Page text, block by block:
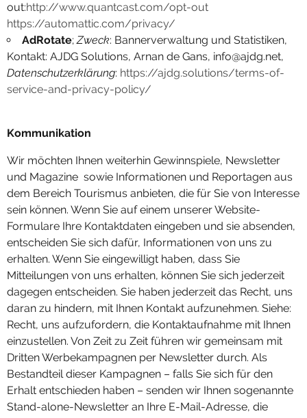
out:http://www.quantcast.com/opt-out
https://automattic.com/privacy/
AdRotate;Zweck: Bannerverwaltung und Statistiken,
Kontakt: AJDG Solutions, Arnan de Gans, info@ajdg.net,
Datenschutzerklärung: https://ajdg.solutions/terms-of-
service-and-privacy-policy/
Kommunikation
Wir möchten Ihnen weiterhin Gewinnspiele, Newsletter
und Magazine sowie Informationen und Reportagen aus
dem Bereich Tourismus anbieten, die für Sie von Interesse
sein können. Wenn Sie auf einem unserer Website-
Formulare Ihre Kontaktdaten eingeben und sie absenden,
entscheiden Sie sich dafür, Informationen von uns zu
erhalten. Wenn Sie eingewilligt haben, dass Sie
Mitteilungen von uns erhalten, können Sie sich jederzeit
dagegen entscheiden. Sie haben jederzeit das Recht, uns
daran zu hindern, mit Ihnen Kontakt aufzunehmen. Siehe:
Recht, uns aufzufordern, die Kontaktaufnahme mit Ihnen
einzustellen. Von Zeit zu Zeit führen wir gemeinsam mit
Dritten Werbekampagnen per Newsletter durch. Als
Bestandteil dieser Kampagnen – falls Sie sich für den
Erhalt entschieden haben – senden wir Ihnen sogenannte
Stand-alone-Newsletter an Ihre E-Mail-Adresse, die